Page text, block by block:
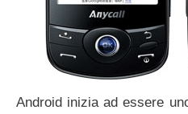
Android inizia ad essere